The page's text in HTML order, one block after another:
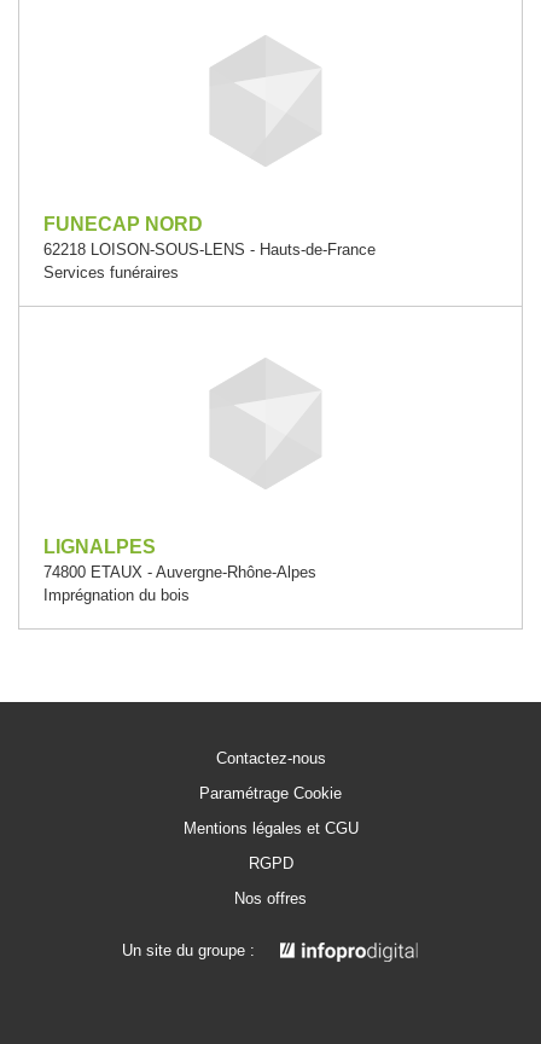
FUNECAP NORD
62218 LOISON-SOUS-LENS - Hauts-de-France
Services funéraires
LIGNALPES
74800 ETAUX - Auvergne-Rhône-Alpes
Imprégnation du bois
Contactez-nous
Paramétrage Cookie
Mentions légales et CGU
RGPD
Nos offres
Un site du groupe :